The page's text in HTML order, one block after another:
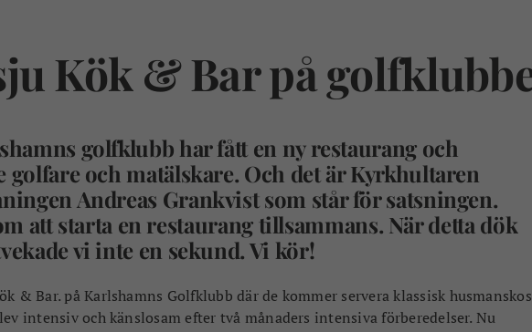
Kök & Bar på
golfklubb har fått en ny restaurang och
och matälskare. Och det är Kyrkhultaren
Andreas Grankvist som står för satsningen.
att starta en restaurang tillsammans. När detta dök
vi inte en sekund. Vi kör!
& Bar. på Karlshamns Golfklubb där de kommer servera klassisk
intensiv och känslosam efter två månaders intensiva förberedelser. Nu